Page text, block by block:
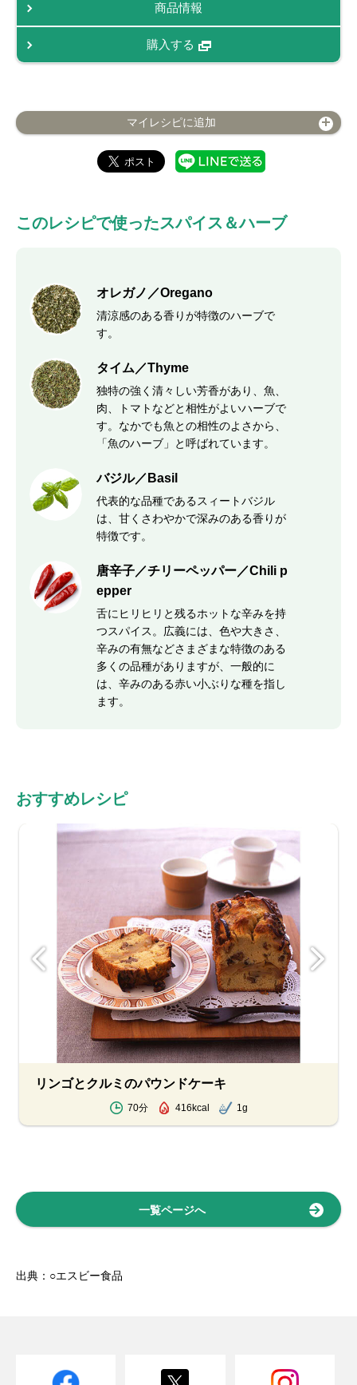
商品情報
購入する
マイレシピに追加
このレシピで使ったスパイス＆ハーブ
オレガノ／Oregano
清涼感のある香りが特徴のハーブで
す。
タイム／Thyme
独特の強く清々しい芳香があり、魚、
肉、トマトなどと相性がよいハーブで
す。なかでも魚との相性のよさから、
「魚のハーブ」と呼ばれています。
バジル／Basil
代表的な品種であるスィートバジル
は、甘くさわやかで深みのある香りが
特徴です。
唐辛子／チリーペッパー／Chili p
epper
舌にヒリヒリと残るホットな辛みを持
つスパイス。広義には、色や大きさ、
辛みの有無などさまざまな特徴のある
多くの品種がありますが、一般的に
は、辛みのある赤い小ぶりな種を指し
ます。
おすすめレシピ
リンゴとクルミのパウンドケーキ
70分 416kcal 1g
一覧ページへ
出典：○エスビー食品